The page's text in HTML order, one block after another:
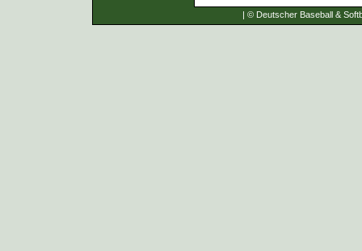
| © Deutscher Baseball &